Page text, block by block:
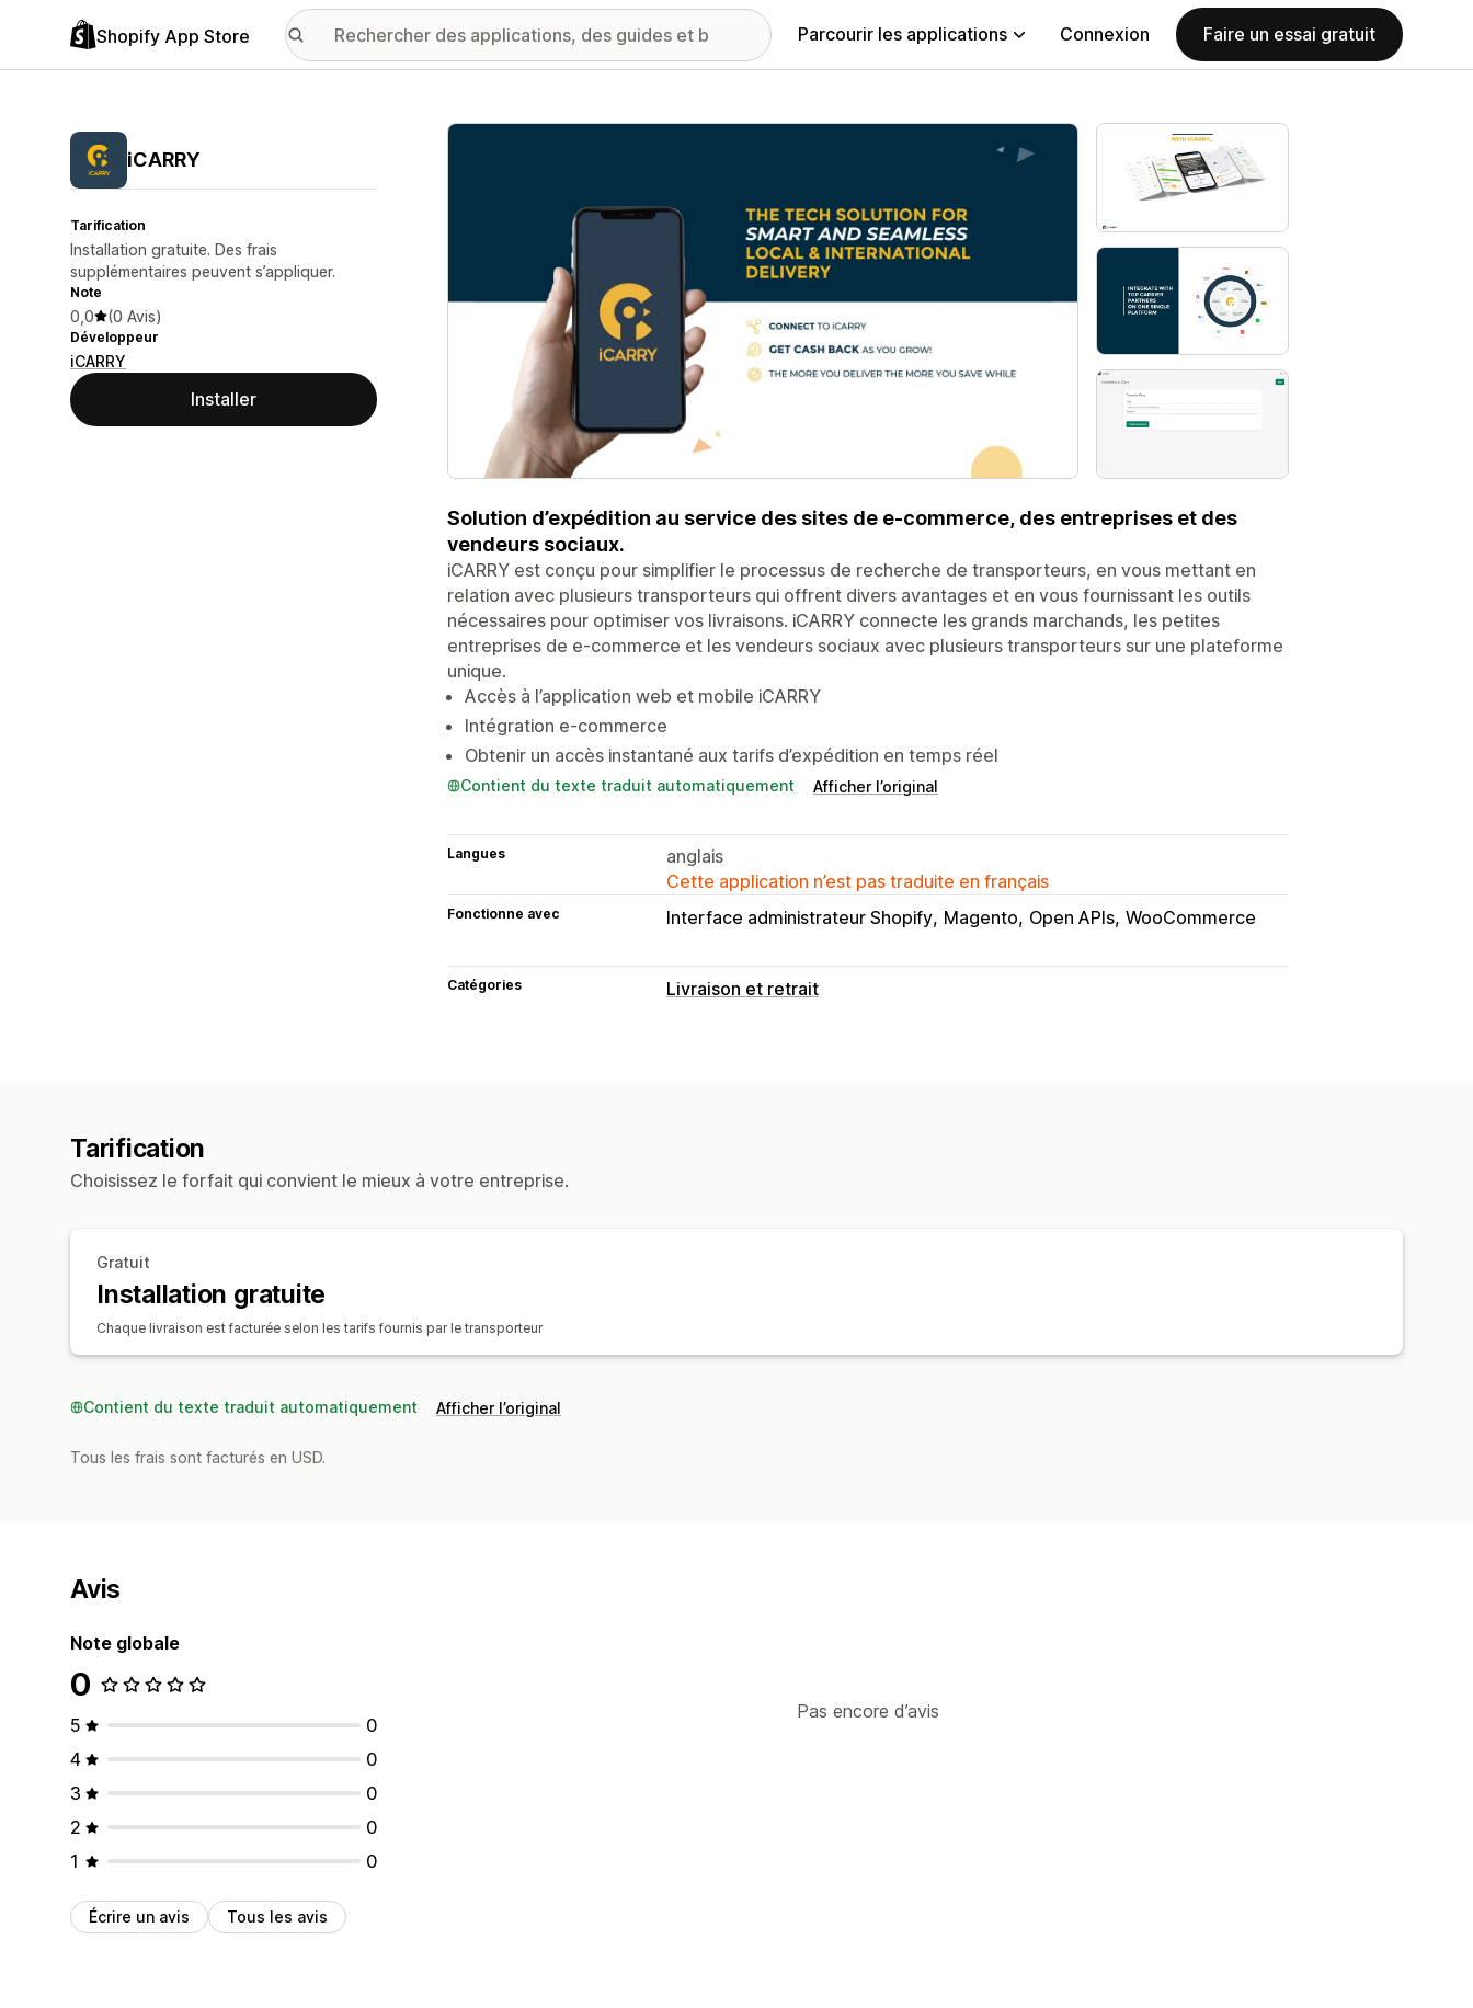
Shopify App Store Parcourir les applications Connexion Faire un essai gratuit
iCARRY
Tarification
Installation gratuite. Des frais
supplémentaires peuvent s’appliquer.
Note
0,0 (0 Avis)
Développeur
iCARRY
Installer
Galerie d’images vedette
Solution d’expédition au service des sites de e-commerce, des entreprises et des
vendeurs sociaux.
iCARRY est conçu pour simplifier le processus de recherche de transporteurs, en vous mettant en
relation avec plusieurs transporteurs qui offrent divers avantages et en vous fournissant les outils
nécessaires pour optimiser vos livraisons. iCARRY connecte les grands marchands, les petites
entreprises de e-commerce et les vendeurs sociaux avec plusieurs transporteurs sur une plateforme
unique.
Accès à l’application web et mobile iCARRY
Intégration e-commerce
Obtenir un accès instantané aux tarifs d’expédition en temps réel
Contient du texte traduit automatiquement Afficher l’original
Langues
anglais
Cette application n’est pas traduite en français
Fonctionne avec Interface administrateur Shopify Magento Open APIs WooCommerce
Catégories Livraison et retrait
Tarification
Choisissez le forfait qui convient le mieux à votre entreprise.
Gratuit
Installation gratuite
Chaque livraison est facturée selon les tarifs fournis par le transporteur
Contient du texte traduit automatiquement Afficher l’original
Tous les frais sont facturés en USD.
Avis
Note globale
0
5
0
4
0
3
0
2
0
1
0
Écrire un avis Tous les avis
Pas encore d’avis